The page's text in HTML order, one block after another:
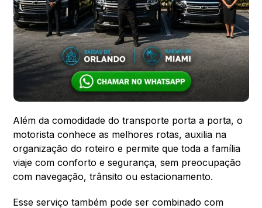
Além da comodidade do transporte porta a porta, o
motorista conhece as melhores rotas, auxilia na
organização do roteiro e permite que toda a família
viaje com conforto e segurança, sem preocupação
com navegação, trânsito ou estacionamento.
Esse serviço também pode ser combinado com